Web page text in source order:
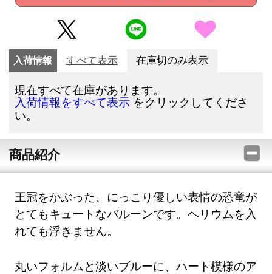
入荷情報 すべて表示 在庫切のみ表示
現在すべて在庫があります。
入荷情報をすべて表示 をクリックしてくださ
い。
商品紹介
王冠をかぶった、にっこり優しい表情の恐竜が
とてもキュートなバルーンです。ヘリウムを入
れても浮きません。
丸いフォルムと淡いブルーに、ハート模様のア